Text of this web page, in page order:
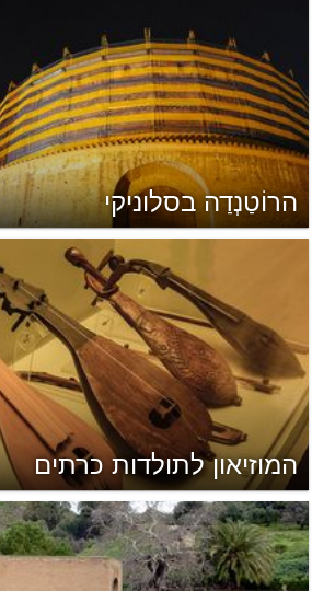
הרוֹטַנְדַה בסלוניקי
המוזיאון לתולדות כרתים